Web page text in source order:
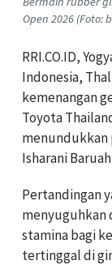
Open 2026 (Foto:
RRI.CO.ID,
Indonesia,
kemenangan
Toyota
menundukkan
Isharani
Pertandingan
menyuguhkan
stamina bagi
tertinggal di